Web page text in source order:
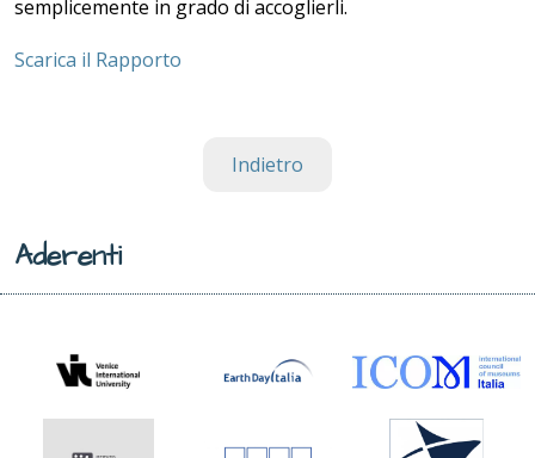
semplicemente in grado di accoglierli.
Scarica il Rapporto
Indietro
Aderenti